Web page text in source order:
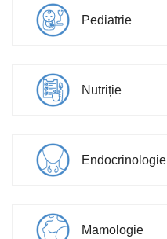
Pediatrie
Nutriție
Endocrinologie
Mamologie